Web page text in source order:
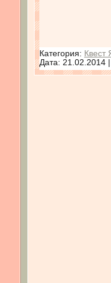
Категория: Квест
Дата: 21.02.2014